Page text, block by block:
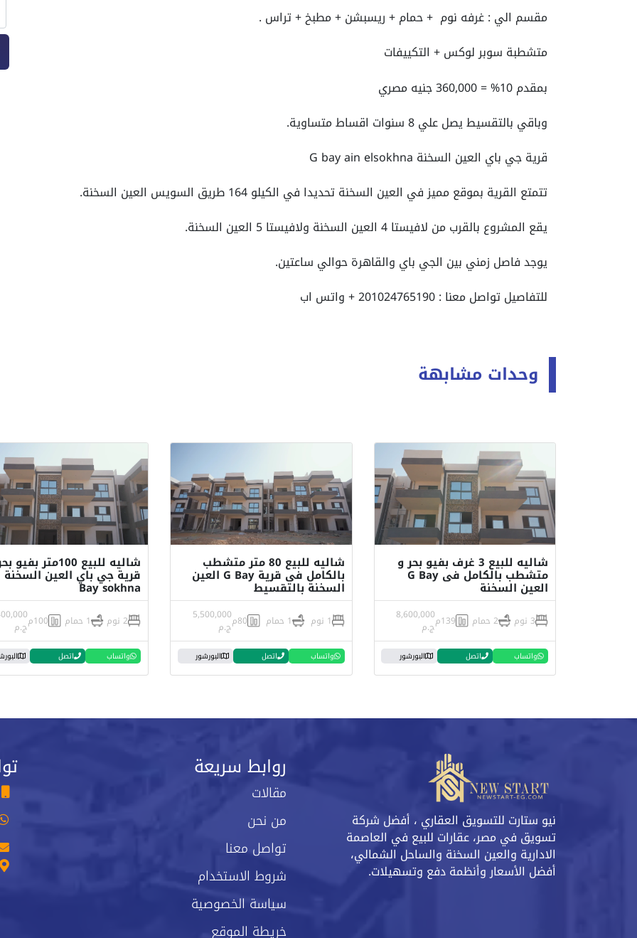
مقسم الي : غرفه نوم + حمام + ريسبشن + مطبخ + تراس .
متشطبة سوبر لوكس + التكييفات
بمقدم 10% = 360,000 جنيه مصري
وباقي بالتقسيط يصل علي 8 سنوات اقساط متساوية.
قرية جي باي العين السخنة G bay ain elsokhna
تتمتع القرية بموقع مميز في العين السخنة تحديدا في الكيلو 164 طريق السويس العين السخنة.
يقع المشروع بالقرب من لافيستا 4 العين السخنة ولافيستا 5 العين السخنة.
يوجد فاصل زمني بين الجي باي والقاهرة حوالي ساعتين.
للتفاصيل تواصل معنا : 201024765190 + واتس اب
وحدات مشابهة
شاليه للبيع 3 غرف بفيو بحر و
متشطب بالكامل فى G Bay
العين السخنة
3 نوم 2 حمام 139م 8,600,000
ج.م
واتساب اتصل البورشور
شاليه للبيع 80 متر متشطب
بالكامل فى قرية G Bay العين
السخنة بالتقسيط
1 نوم 1 حمام 80م 5,500,000
ج.م
واتساب اتصل البورشور
شاليه للبيع 100متر
Bay sokhna
2 نوم 1 حمام 100م ج.م
واتساب اتصل
نيو ستارت للتسويق العقاري ، أفضل شركة
تسويق في مصر، عقارات للبيع في العاصمة
الادارية والعين السخنة والساحل الشمالي،
أفضل الأسعار وأنظمة دفع وتسهيلات.
روابط سريعة
مقالات
من نحن
تواصل معنا
شروط الاستخدام
سياسة الخصوصية
خريطة الموقع